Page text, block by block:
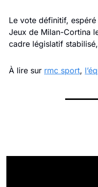
Le vote définitif,
Jeux de Milan-Cortina
cadre législatif
À lire sur rmc sport,